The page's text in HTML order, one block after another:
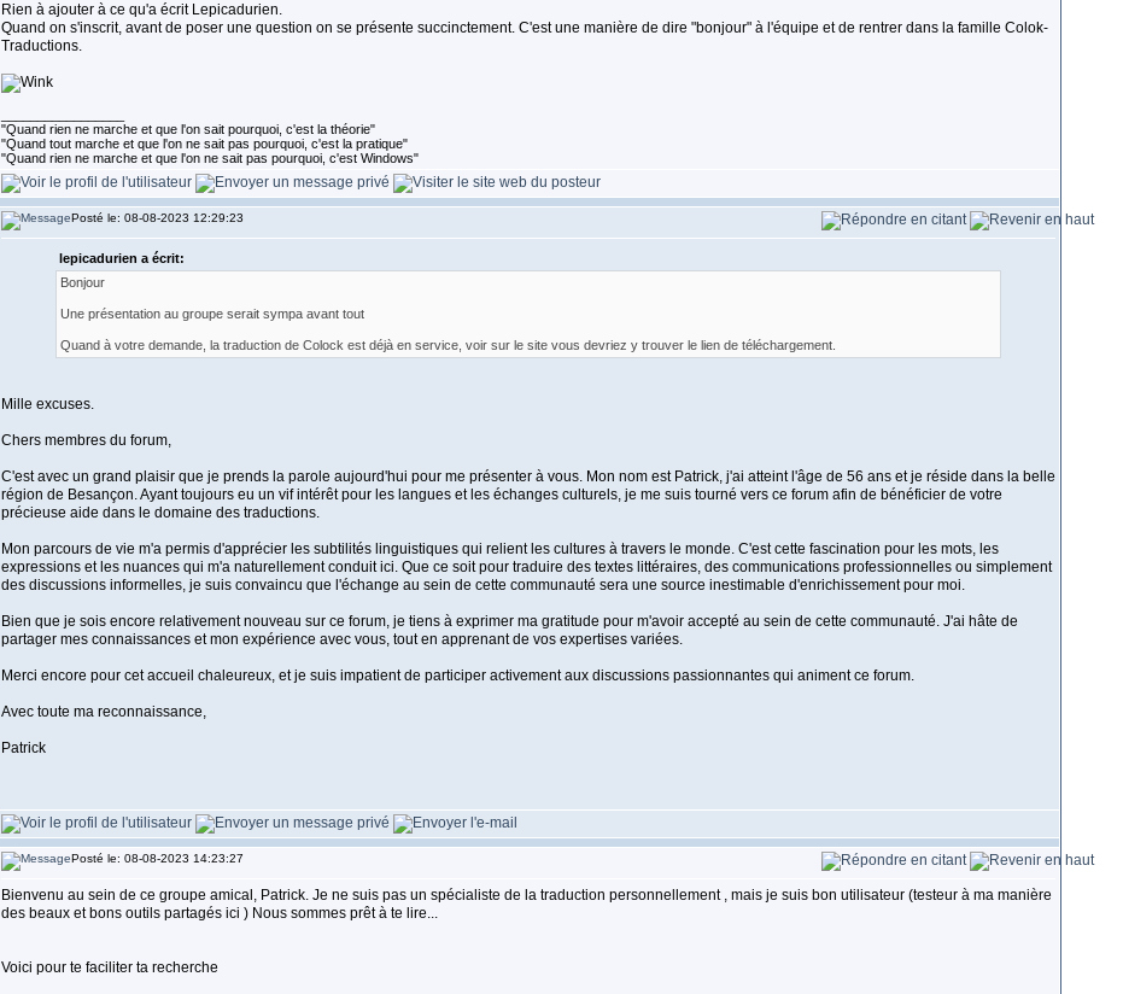
Rien à ajouter à ce qu'a écrit Lepicadurien.
Quand on s'inscrit, avant de poser une question on se présente succinctement. C'est une manière de dire "bonjour" à l'équipe et de rentrer dans la famille Colok-
Traductions.
"Quand rien ne marche et que l'on sait pourquoi, c'est la théorie"
"Quand tout marche et que l'on ne sait pas pourquoi, c'est la pratique"
"Quand rien ne marche et que l'on ne sait pas pourquoi, c'est Windows"
Posté le: 08-08-2023 12:29:23
lepicadurien a écrit:
Bonjour
Une présentation au groupe serait sympa avant tout
Quand à votre demande, la traduction de Colock est déjà en service, voir sur le site vous devriez y trouver le lien de téléchargement.
Mille excuses.
Chers membres du forum,
C'est avec un grand plaisir que je prends la parole aujourd'hui pour me présenter à vous. Mon nom est Patrick, j'ai atteint l'âge de 56 ans et je réside dans la belle
région de Besançon. Ayant toujours eu un vif intérêt pour les langues et les échanges culturels, je me suis tourné vers ce forum afin de bénéficier de votre
précieuse aide dans le domaine des traductions.
Mon parcours de vie m'a permis d'apprécier les subtilités linguistiques qui relient les cultures à travers le monde. C'est cette fascination pour les mots, les
expressions et les nuances qui m'a naturellement conduit ici. Que ce soit pour traduire des textes littéraires, des communications professionnelles ou simplement
des discussions informelles, je suis convaincu que l'échange au sein de cette communauté sera une source inestimable d'enrichissement pour moi.
Bien que je sois encore relativement nouveau sur ce forum, je tiens à exprimer ma gratitude pour m'avoir accepté au sein de cette communauté. J'ai hâte de
partager mes connaissances et mon expérience avec vous, tout en apprenant de vos expertises variées.
Merci encore pour cet accueil chaleureux, et je suis impatient de participer activement aux discussions passionnantes qui animent ce forum.
Avec toute ma reconnaissance,
Patrick
Posté le: 08-08-2023 14:23:27
Bienvenu au sein de ce groupe amical, Patrick. Je ne suis pas un spécialiste de la traduction personnellement , mais je suis bon utilisateur (testeur à ma manière
des beaux et bons outils partagés ici ) Nous sommes prêt à te lire...
Voici pour te faciliter ta recherche